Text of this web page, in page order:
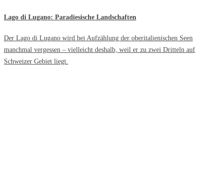
Lago di Lugano: Paradiesische Landschaften
Der Lago di Lugano wird bei Aufzählung der oberitalienischen Seen
manchmal vergessen – vielleicht deshalb, weil er zu zwei Dritteln auf
Schweizer Gebiet liegt.